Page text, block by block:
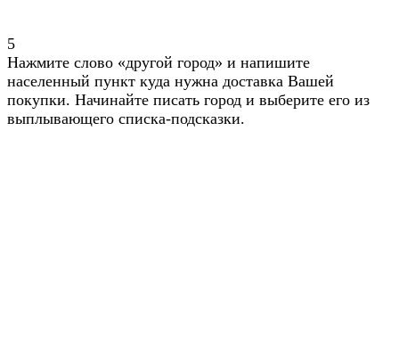
5
Нажмите слово «другой город» и напишите
населенный пункт куда нужна доставка Вашей
покупки. Начинайте писать город и выберите его из
выплывающего списка-подсказки.